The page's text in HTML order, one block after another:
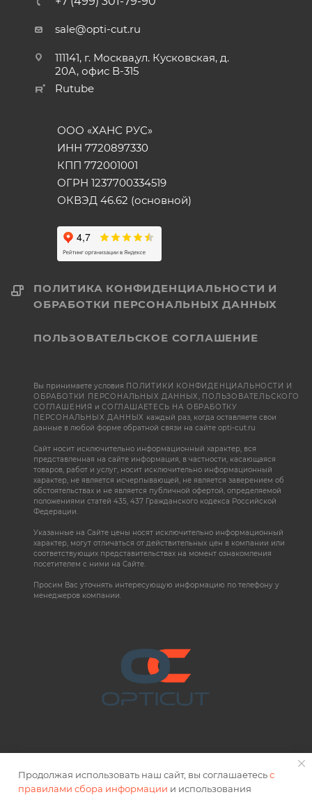
sale@opti-cut.ru
111141, г. Москва,ул. Кусковская, д.
20А, офис В-315
Rutube
ООО «ХАНС РУС»
ИНН 7720897330
КПП 772001001
ОГРН 1237700334519
ОКВЭД 46.62 (основной)
ПОЛИТИКА КОНФИДЕНЦИАЛЬНОСТИ И
ОБРАБОТКИ ПЕРСОНАЛЬНЫХ ДАННЫХ
ПОЛЬЗОВАТЕЛЬСКОЕ СОГЛАШЕНИЕ
Вы принимаете условия ПОЛИТИКИ КОНФИДЕНЦИАЛЬНОСТИ И
ОБРАБОТКИ ПЕРСОНАЛЬНЫХ ДАННЫХ, ПОЛЬЗОВАТЕЛЬСКОГО
СОГЛАШЕНИЯ иСОГЛАШАЕТЕСЬ НА ОБРАБОТКУ
ПЕРСОНАЛЬНЫХ ДАННЫХ каждый раз, когда оставляете свои
данные в любой форме обратной связи на сайте opti-cut.ru
Сайт носит исключительно информационный характер, вся
представленная на сайте информация, в частности, касающаяся
товаров, работ и услуг, носит исключительно информационный
характер, не является исчерпывающей, не является заверением об
обстоятельствах и не является публичной офертой, определяемой
положениями статей 435, 437 Гражданского кодекса Российской
Федерации.
Указанные на Сайте цены носят исключительно информационный
характер, могут отличаться от действительных цен в компании или
соответствующих представительствах на момент ознакомления
посетителем с ними на Сайте.
Просим Вас уточнять интересующую информацию по телефону у
менеджеров компании.
2026 © OPTICUT
Продолжая использовать наш сайт, вы соглашаетесьс
правилами сбора информации и использования